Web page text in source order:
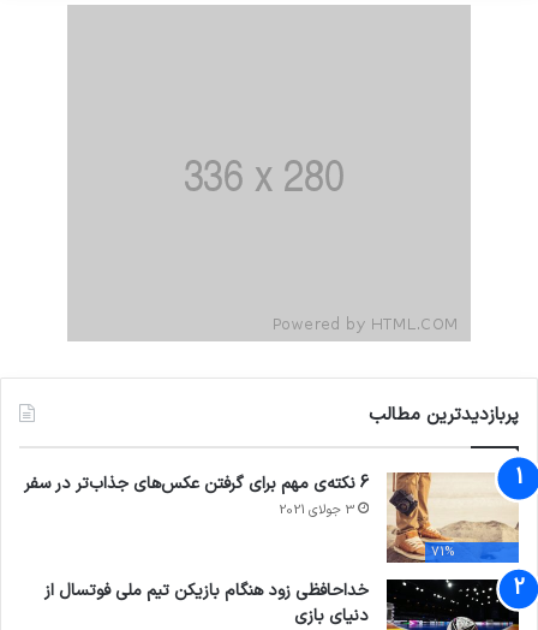
پربازدیدترین مطالب
71%
6 نکته‌ی مهم برای گرفتن عکس‌های جذاب‌تر در سفر
3 جولای 2021
خداحافظی زود هنگام بازیکن تیم ملی فوتسال از
دنیای بازی